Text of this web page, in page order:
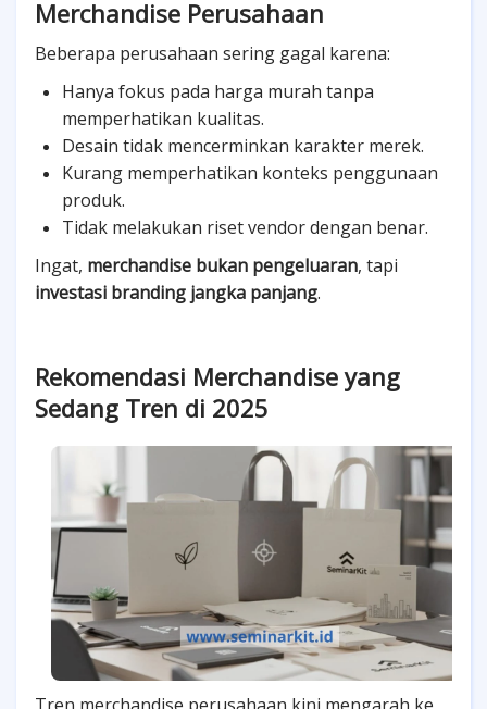
Merchandise Perusahaan
Beberapa perusahaan sering gagal karena:
Hanya fokus pada harga murah tanpa
memperhatikan kualitas.
Desain tidak mencerminkan karakter merek.
Kurang memperhatikan konteks penggunaan
produk.
Tidak melakukan riset vendor dengan benar.
Ingat, merchandise bukan pengeluaran, tapi
investasi branding jangka panjang.
Rekomendasi Merchandise yang
Sedang Tren di 2025